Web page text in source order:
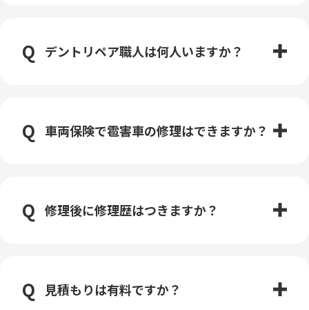
デントリペア職人は何人いますか？
車両保険で雹害車の修理はできますか？
修理後に修理歴はつきますか？
見積もりは有料ですか？